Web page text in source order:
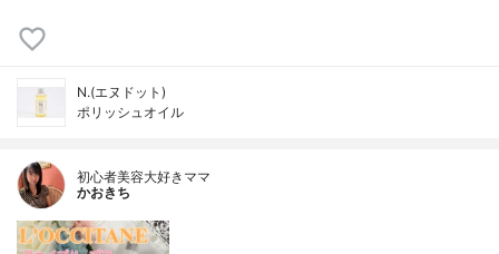
N.(エヌドット)
ポリッシュオイル
初心者美容大好きママ
かおきち